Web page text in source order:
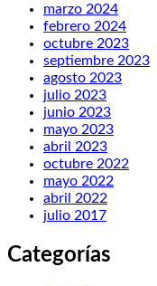
marzo 2024
febrero 2024
octubre 2023
septiembre 2023
agosto 2023
julio 2023
junio 2023
mayo 2023
abril 2023
octubre 2022
mayo 2022
abril 2022
julio 2017
Categorías